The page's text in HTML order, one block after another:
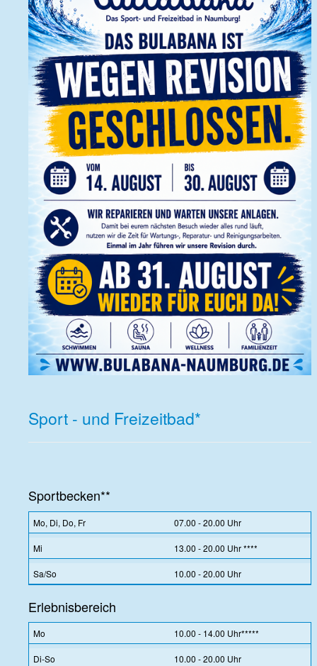
Sport - und Freizeitbad*
Sportbecken**
Mo, Di, Do, Fr 07.00 - 20.00 Uhr
Mi 13.00 - 20.00 Uhr ****
Sa/So 10.00 - 20.00 Uhr
Erlebnisbereich
Mo 10.00 - 14.00 Uhr*****
Di-So 10.00 - 20.00 Uhr